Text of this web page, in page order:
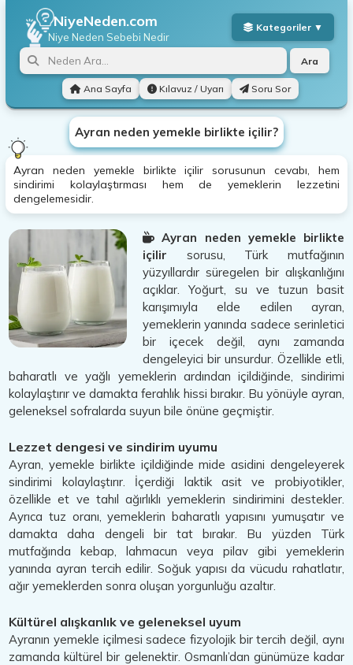
NiyeNeden.com
Niye Neden Sebebi Nedir
Ana Sayfa Kılavuz / Uyarı Soru Sor
Ara
Ayran neden yemekle birlikte içilir?
Ayran neden yemekle birlikte içilir sorusunun cevabı, hem
sindirimi kolaylaştırması hem de yemeklerin lezzetini
dengelemesidir.
Ayran neden yemekle birlikte
içilir sorusu, Türk mutfağının
yüzyıllardır süregelen bir alışkanlığını
açıklar. Yoğurt, su ve tuzun basit
karışımıyla elde edilen ayran,
yemeklerin yanında sadece serinletici
bir içecek değil, aynı zamanda
dengeleyici bir unsurdur. Özellikle etli,
baharatlı ve yağlı yemeklerin ardından içildiğinde, sindirimi
kolaylaştırır ve damakta ferahlık hissi bırakır. Bu yönüyle ayran,
geleneksel sofralarda suyun bile önüne geçmiştir.
Lezzet dengesi ve sindirim uyumu
Ayran, yemekle birlikte içildiğinde mide asidini dengeleyerek
sindirimi kolaylaştırır. İçerdiği laktik asit ve probiyotikler,
özellikle et ve tahıl ağırlıklı yemeklerin sindirimini destekler.
Ayrıca tuz oranı, yemeklerin baharatlı yapısını yumuşatır ve
damakta daha dengeli bir tat bırakır. Bu yüzden Türk
mutfağında kebap, lahmacun veya pilav gibi yemeklerin
yanında ayran tercih edilir. Soğuk yapısı da vücudu rahatlatır,
ağır yemeklerden sonra oluşan yorgunluğu azaltır.
Kültürel alışkanlık ve geleneksel uyum
Ayranın yemekle içilmesi sadece fizyolojik bir tercih değil, aynı
zamanda kültürel bir gelenektir. Osmanlı’dan günümüze kadar